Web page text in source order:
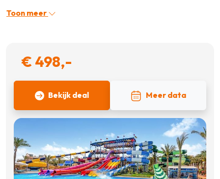
Toon meer
€ 498,-
Bekijk deal Meer data